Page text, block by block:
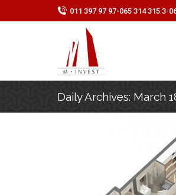
011 397 97 97-065 314 315 3-
Daily Archives: March